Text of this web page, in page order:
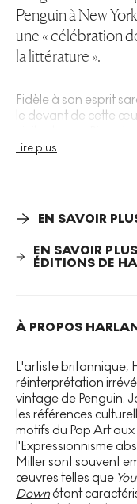
Penguin à New
une « célébration
la littérature ».
Fidèle à son esprit
le devant de cette
spectacle ». La
Miller établit avec le
Le titre There’s No
provocateur et
part en particulier.
ses propres
propre sens. La
et les pages tachées
nostalgie une
qui fait visuellement
longue date avec le
un lien viscéral et
de papier, transmis
Lire plus
EN SAVOIR
EN SAVOIR
ÉDITIONS DE
À PROPOS
L'artiste britannique,
réinterprétation
vintage de Penguin.
les références
motifs du Pop Art
l'Expressionnisme
Miller sont souvent
œuvres telles que
Down étant